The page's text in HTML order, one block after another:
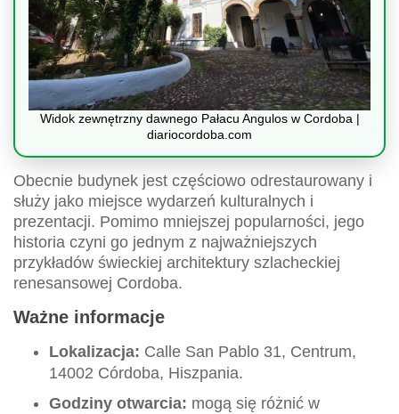
Widok zewnętrzny dawnego Pałacu Angulos w Cordoba |
diariocordoba.com
Obecnie budynek jest częściowo odrestaurowany i
służy jako miejsce wydarzeń kulturalnych i
prezentacji. Pomimo mniejszej popularności, jego
historia czyni go jednym z najważniejszych
przykładów świeckiej architektury szlacheckiej
renesansowej Cordoba.
Ważne informacje
Lokalizacja: Calle San Pablo 31, Centrum,
14002 Córdoba, Hiszpania.
Godziny otwarcia: mogą się różnić w